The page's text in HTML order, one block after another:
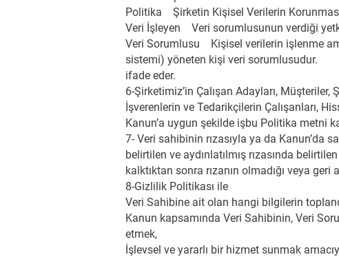
Politika Şirketin Kişisel Verilerin Korunması
Veri İşleyen Veri sorumlusunun verdiği
Veri Sorumlusu Kişisel verilerin işlenme
sistemi) yöneten kişi veri sorumlusudur.
ifade eder.
6-Şirketimiz’in Çalışan Adayları,
İşverenlerin ve Tedarikçilerin Çalışanları,
Kanun’a uygun şekilde işbu Politika metni
7- Veri sahibinin rızasıyla ya da Kanun’da
belirtilen ve aydınlatılmış rızasında
kalktıktan sonra rızanın olmadığı veya
8-Gizlilik Politikası ile
Veri Sahibine ait olan hangi bilgilerin
Kanun kapsamında Veri Sahibinin, Veri
etmek,
İşlevsel ve yararlı bir hizmet sunmak